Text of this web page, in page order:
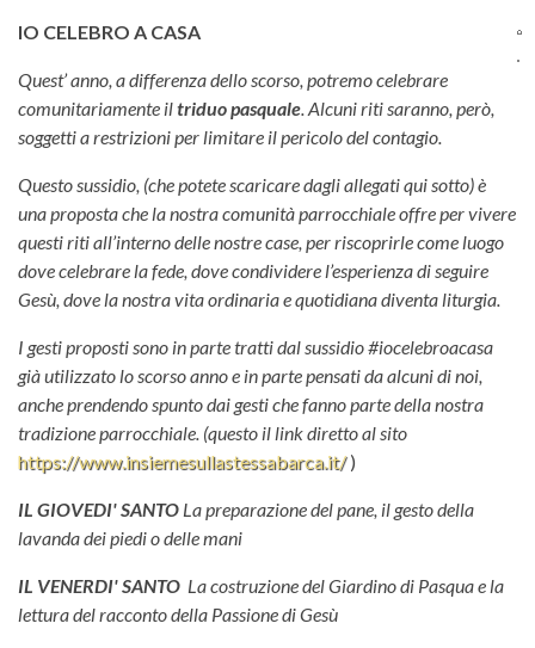
IO CELEBRO A CASA
Quest’anno , a differenza dello scorso, potremo celebrare
comunitariamente iltriduo pasquale . Alcuni riti saranno, però,
soggetti a restrizioni per limitare il pericolo del contagio.
Questo sussidio, (che potete scaricare dagli allegati qui sotto) è
una proposta che la nostra comunità parrocchiale offre per vivere
questi riti all’interno delle nostre case, per riscoprirle come luogo
dove celebrare la fede, dove condividere l’esperienza di seguire
Gesù, dove la nostra vita ordinaria e quotidiana diventa liturgia.
I gesti proposti sono in parte tratti dal sussidio #iocelebroacasa
già utilizzato lo scorso anno e in parte pensati da alcuni di noi,
anche prendendo spunto dai gesti che fanno parte della nostra
tradizione parrocchiale. (questo il link diretto al sito
https://www.insiemesullastessabarca.it/)
IL GIOVEDI' SANTO La preparazione del pane, il gesto della
lavanda dei piedi o delle mani
IL VENERDI' SANTO La costruzione del Giardino di Pasqua e la
lettura del racconto della Passione di Gesù